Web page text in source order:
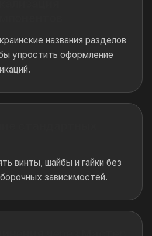
названия разделов
упростить оформление
винты, шайбы и гайки без
зависимостей.